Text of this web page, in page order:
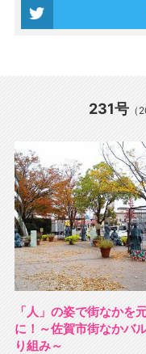
231号（
「人」の姿で街なかを
に！～佐賀市街なかバ
り組み～